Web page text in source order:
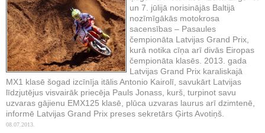
un 7. jūlijā norisinājās Baltijā
nozīmīgākās motokrosa
sacensības – Pasaules
čempionāta Latvijas Grand Prix,
kurā notika cīņa arī divās Eiropas
čempionāta klasēs. 2013. gada
Latvijas Grand Prix karaliskajā
MX1 klasē šogad izcīnīja itālis Antonio Kairolī, savukārt Latvijas
līdzjutējus visvairāk priecēja Pauls Jonass, kurš, turpinot savu
uzvaras gājienu EMX125 klasē, plūca uzvaras laurus arī dzimtenē,
informē Latvijas Grand Prix preses sekretārs Ģirts Avotiņš.
08.07.2013.